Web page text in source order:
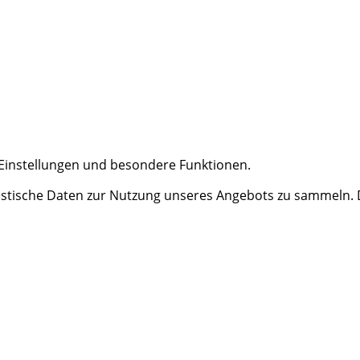
und besondere Funktionen.
Daten zur Nutzung unseres Angebots zu